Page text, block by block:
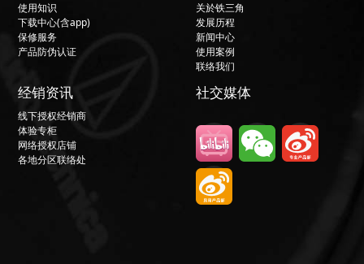
使用知识
下载中心(含app)
保修服务
产品防伪认证
关於铁三角
发展历程
新闻中心
使用案例
联络我们
经销资讯
线下授权经销商
体验专柜
网络授权店铺
各地分区联络处
社交媒体